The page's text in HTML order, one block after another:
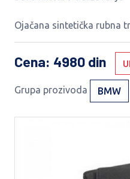
Ojačana sintetička rubna
Cena: 4980 din
Grupa prozivoda BMW